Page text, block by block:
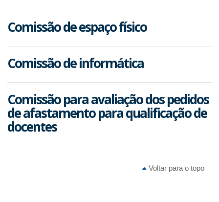
Comissão de espaço físico
Comissão de informática
Comissão para avaliação dos pedidos
de afastamento para qualificação de
docentes
Voltar para o topo